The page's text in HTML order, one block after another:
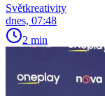
Světkreativity
dnes, 07:48
2 min